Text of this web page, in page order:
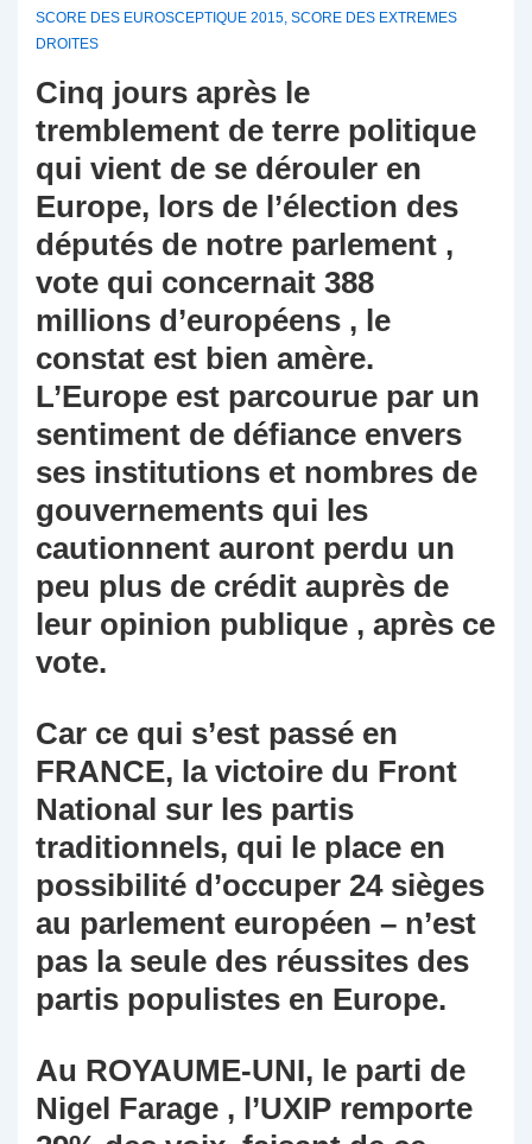
SCORE DES EUROSCEPTIQUE 2015, SCORE DES EXTREMES
DROITES
Cinq jours après le
tremblement de terre politique
qui vient de se dérouler en
Europe, lors de l’élection des
députés de notre parlement ,
vote qui concernait 388
millions d’européens , le
constat est bien amère.
L’Europe est parcourue par un
sentiment de défiance envers
ses institutions et nombres de
gouvernements qui les
cautionnent auront perdu un
peu plus de crédit auprès de
leur opinion publique , après ce
vote.
Car ce qui s’est passé en
FRANCE, la victoire du Front
National sur les partis
traditionnels, qui le place en
possibilité d’occuper 24 sièges
au parlement européen – n’est
pas la seule des réussites des
partis populistes en Europe.
Au ROYAUME-UNI, le parti de
Nigel Farage , l’UXIP remporte